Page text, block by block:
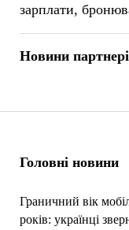
Головні новини
Граничний вік
років: українці
зарплати,
Новини